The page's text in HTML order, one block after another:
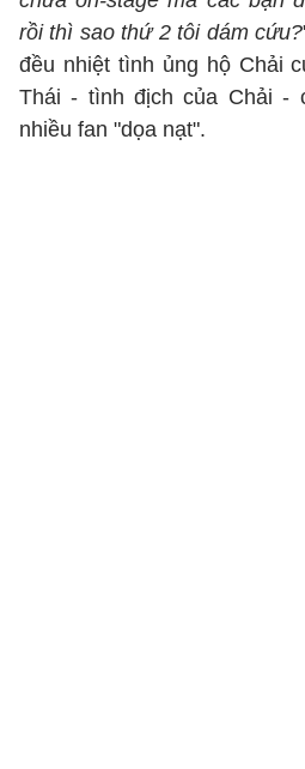
rồi thì sao thứ 2 tôi dám cứu?
đều nhiệt tình ủng hộ Chải
Thái - tình địch của Chải -
nhiều fan "dọa nạt".